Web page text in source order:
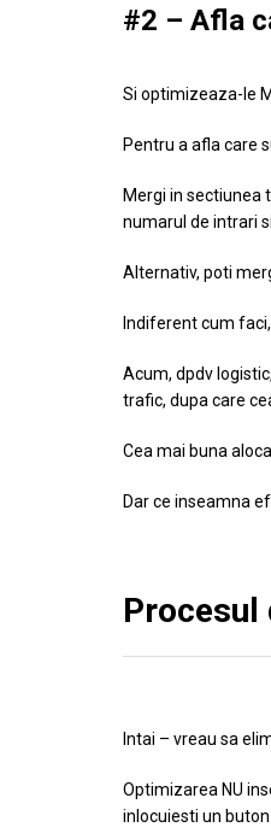
#2 – Afla
Si optimizeaza-le
Pentru a afla care
Mergi in sectiunea
numarul de intrari
Alternativ, poti
Indiferent cum
Acum, dpdv
trafic, dupa care
Cea mai buna
Dar ce inseamna
Procesul
Intai – vreau sa
Optimizarea NU
inlocuiesti un